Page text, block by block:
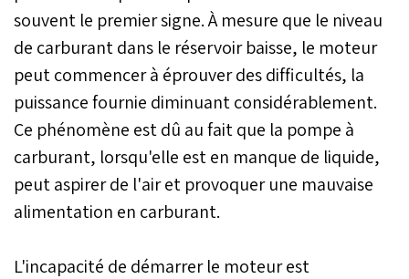
souvent le premier signe. À mesure que le niveau
de carburant dans le réservoir baisse, le moteur
peut commencer à éprouver des difficultés, la
puissance fournie diminuant considérablement.
Ce phénomène est dû au fait que la pompe à
carburant, lorsqu'elle est en manque de liquide,
peut aspirer de l'air et provoquer une mauvaise
alimentation en carburant.
L'incapacité de démarrer le moteur est